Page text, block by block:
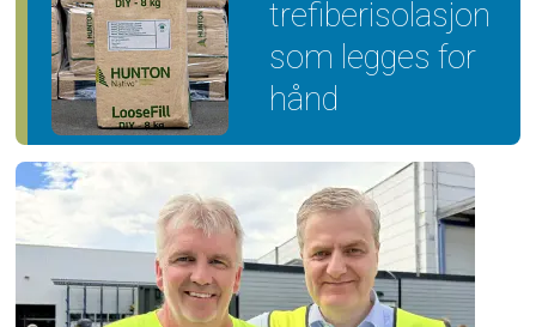
trefiber­isolasjon
som legges for
hånd